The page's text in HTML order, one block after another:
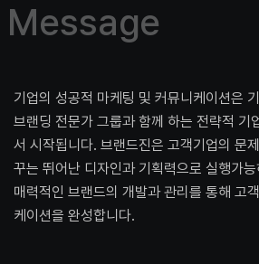
Message
기업의 성공적 마케팅 및 커뮤니케이션은
브랜딩 전문가 그룹과 함께 하는 전략적 기
서 시작됩니다. 브랜드진은 고객기업의 문
꾸는 뛰어난 디자인과 기획력으로 실행가
매력적인 브랜드의 개발과 관리를 통해 고
케이션을 완성합니다.